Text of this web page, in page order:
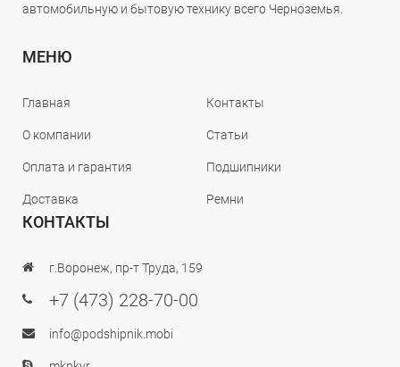
автомобильную и бытовую технику всего Черноземья.
МЕНЮ
Главная
О компании
Оплата и гарантия
Доставка
Контакты
Статьи
Подшипники
Ремни
КОНТАКТЫ
г.Воронеж, пр-т Труда, 159
+7 (473) 228-70-00
info@podshipnik.mobi